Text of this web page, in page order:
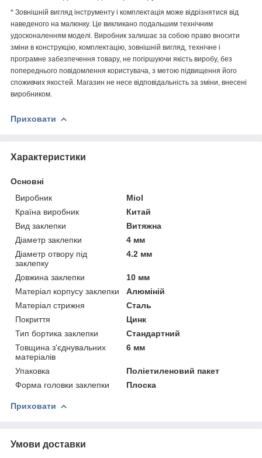
* Зовнішній вигляд інструменту і комплектація може відрізнятися від
наведеного на малюнку. Це викликано подальшим технічним
удосконаленням моделі. Виробник залишає за собою право вносити
зміни в конструкцію, комплектацію, зовнішній вигляд, технічне і
програмне забезпечення товару, не погіршуючи якість виробу, без
попереднього повідомлення користувача, з метою підвищення його
споживчих якостей. Магазин не несе відповідальність за зміни, внесені
виробником.
Приховати
Характеристики
Основні
Виробник
Miol
Країна виробник
Китай
Вид заклепки
Витяжна
Діаметр заклепки
4 мм
Діаметр отвору під
заклепку
4.2 мм
Довжина заклепки
10 мм
Матеріал корпусу заклепки
Алюміній
Матеріал стрижня
Сталь
Покриття
Цинк
Тип бортика заклепки
Стандартний
Товщина з'єднувальних
матеріалів
6 мм
Упаковка
Поліетиленовий пакет
Форма головки заклепки
Плоска
Приховати
Умови доставки